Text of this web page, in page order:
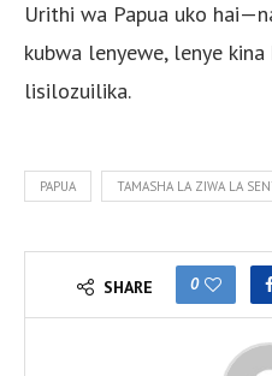
Urithi wa Papua uko
kubwa lenyewe, lenye
lisilozuilika.
PAPUA TAMASHA LA ZIWA LA
SHARE 0